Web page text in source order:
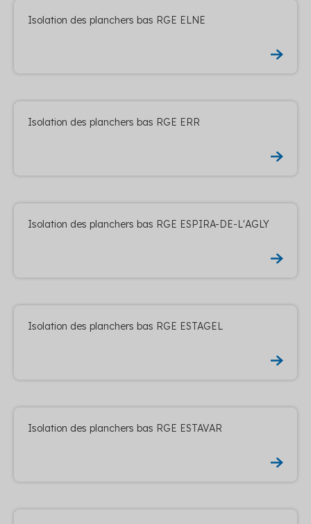
Isolation des planchers bas RGE ELNE
Isolation des planchers bas RGE ERR
Isolation des planchers bas RGE ESPIRA-DE-L'AGLY
Isolation des planchers bas RGE ESTAGEL
Isolation des planchers bas RGE ESTAVAR